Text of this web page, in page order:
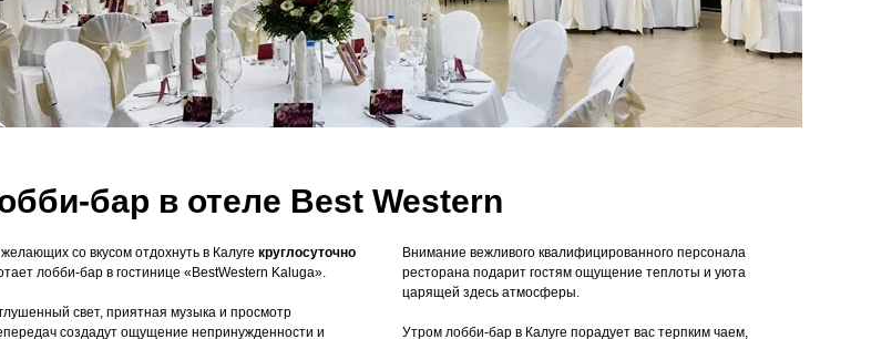
бар в отеле Best Western
со вкусом отдохнуть в Калуге круглосуточно
лобби-бар в гостинице «BestWestern Kaluga».
свет, приятная музыка и просмотр
создадут ощущение непринужденности и
Внимание вежливого квалифицированного персонала
ресторана подарит гостям ощущение теплоты и уюта
царящей здесь атмосферы.
Утром лобби-бар в Калуге порадует вас терпким чаем,